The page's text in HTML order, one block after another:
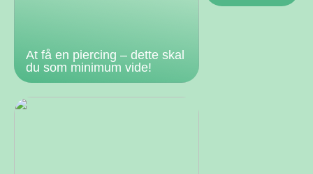
At få en piercing – dette skal
du som minimum vide!